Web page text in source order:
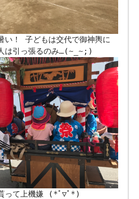
い！ 子どもは交代で御神輿に
は引っ張るのみ…(~_~;)
って上機嫌 (*ﾟ▽ﾟ*)